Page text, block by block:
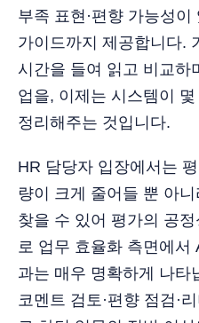
부족 표현·편향 가능성
가이드까지 제공합니다.
시간을 들여 읽고 비교하
업을, 이제는 시스템이
정리해주는 것입니다.
HR 담당자 입장에서는
량이 크게 줄어들 뿐 아
찾을 수 있어 평가의 공
로 업무 효율화 측면에서
과는 매우 명확하게 나타
코멘트 검토·편향 점검·